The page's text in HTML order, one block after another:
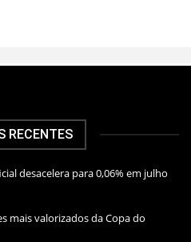
RECENTES
desacelera para 0,06% em julho
mais valorizados da Copa do